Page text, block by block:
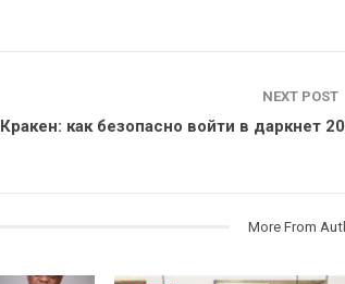
NEXT POST
Кракен: как безопасно войти в даркнет
More From